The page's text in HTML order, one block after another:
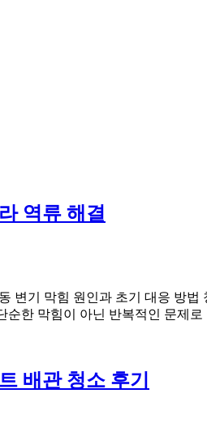
역류 해결
변기 막힘 원인과 초기 대응 방
순한 막힘이 아닌 반복적인 문제
배관 청소 후기